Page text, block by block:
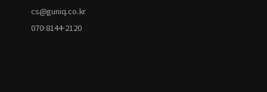
cs@guniq.co.kr
070-8144-2120